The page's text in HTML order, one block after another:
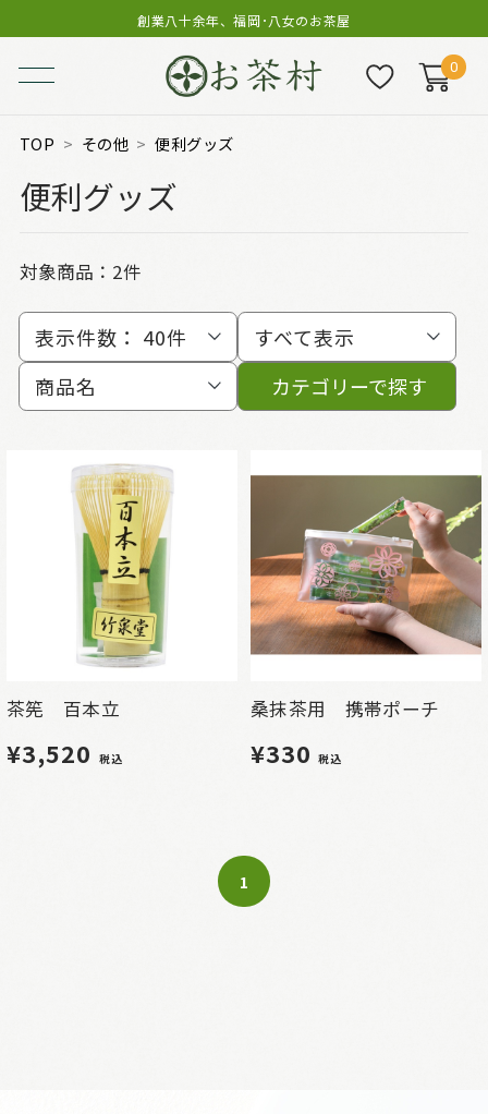
創業八十余年、福岡･八女のお茶屋
0
TOP その他 便利グッズ
便利グッズ
対象商品： 2件
表示件数： 40件
すべて表示
商品名
カテゴリーで探す
茶筅 百本立
¥3,520 税込
桑抹茶用 携帯ポーチ
¥330税込
1